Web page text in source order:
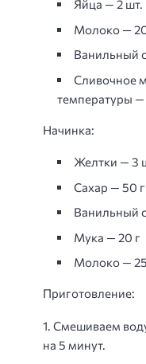
Яйца — 2 шт.
Молоко —
Ванильный
Сливочное
температуры —
Начинка:
Желтки — 3
Сахар — 50 г
Ванильный
Мука — 20 г
Молоко —
Приготовление:
1. Смешиваем
на 5 минут.